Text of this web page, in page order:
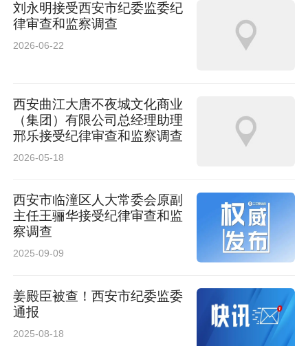
刘永明接受西安市纪委监委纪
律审查和监察调查
2026-06-22
西安曲江大唐不夜城文化商业
（集团）有限公司总经理助理
邢乐接受纪律审查和监察调查
2026-05-18
西安市临潼区人大常委会原副
主任王骊华接受纪律审查和监
察调查
2025-09-09
姜殿臣被查！西安市纪委监委
通报
2025-08-18